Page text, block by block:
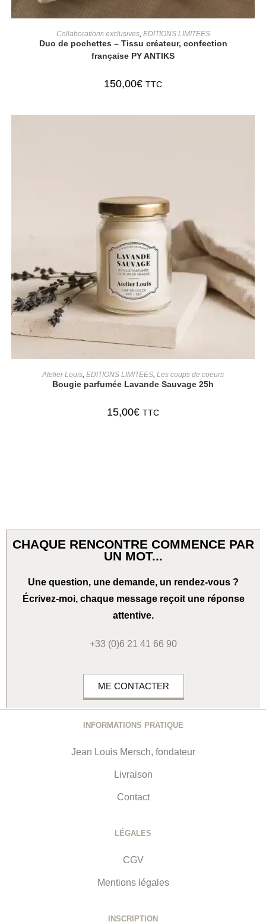
AJOUTER AU PANIER
Collaborations exclusives, EDITIONS LIMITEES
Duo de pochettes – Tissu créateur, confection
française PY ANTIKS
150,00€ TTC
AJOUTER AU PANIER
Atelier Louis, EDITIONS LIMITEES, Les coups de coeurs
Bougie parfumée Lavande Sauvage 25h
15,00€ TTC
CHAQUE RENCONTRE COMMENCE PAR
UN MOT...
Une question, une demande, un rendez-vous ?
Écrivez-moi, chaque message reçoit une réponse
attentive.
+33 (0)6 21 41 66 90
ME CONTACTER
INFORMATIONS PRATIQUE
Jean Louis Mersch, fondateur
Livraison
Contact
LÉGALES
CGV
Mentions légales
INSCRIPTION